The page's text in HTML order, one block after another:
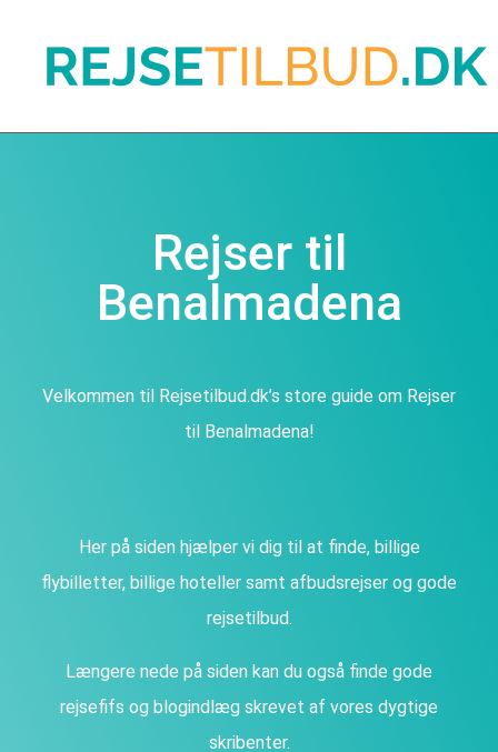
Rejser til
Benalmadena
Velkommen til Rejsetilbud.dk’s store guide om Rejser
til Benalmadena!
Her på siden hjælper vi dig til at finde, billige
flybilletter, billige hoteller samt afbudsrejser og gode
rejsetilbud.
Længere nede på siden kan du også finde gode
rejsefifs og blogindlæg skrevet af vores dygtige
skribenter.